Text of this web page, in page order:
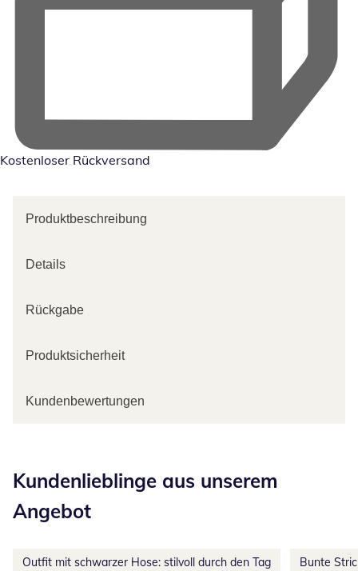
Kostenloser Rückversand
Produktbeschreibung
Details
Rückgabe
Produktsicherheit
Kundenbewertungen
Kundenlieblinge aus unserem
Angebot
Outfit mit schwarzer Hose: stilvoll durch den Tag Bunte